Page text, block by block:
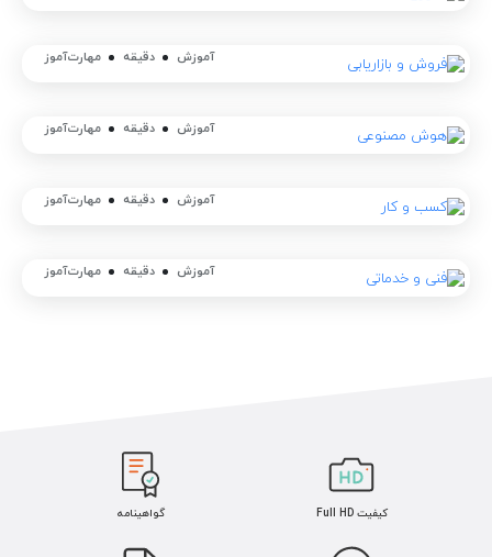
آموزش دقیقه مهارت‌آموز
آموزش دقیقه مهارت‌آموز
آموزش دقیقه مهارت‌آموز
آموزش دقیقه مهارت‌آموز
کیفیت Full HD گواهینامه